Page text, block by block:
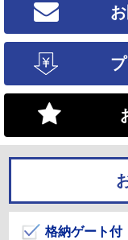
格納ゲート付